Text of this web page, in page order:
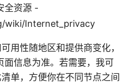
全资源 -
wiki/Internet_privacy
用性随地区和提供商变化，
面信息为准。若需要，我可
单，方便你在不同节点之间